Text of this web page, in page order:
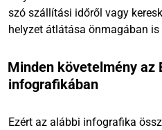
szó szállítási időről vagy
helyzet átlátása önmagában
Minden követelmény az
infografikában
Ezért az alábbi infografika